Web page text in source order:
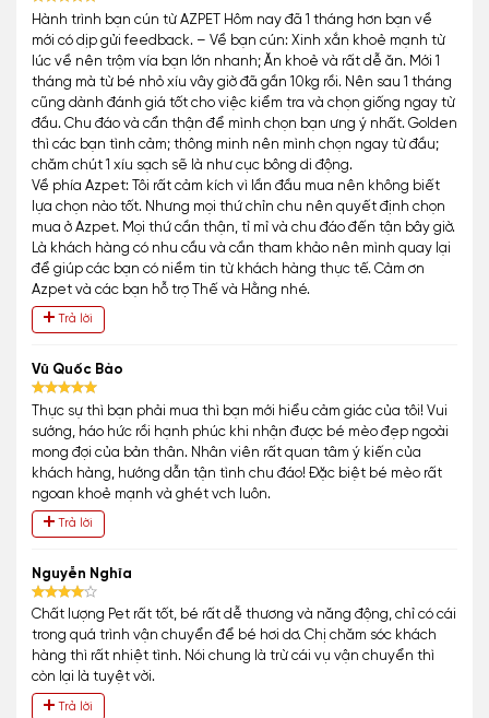
Hành trình bạn cún từ AZPET Hôm nay đã 1 tháng hơn bạn về
mới có dịp gửi feedback. – Về bạn cún: Xinh xắn khoẻ mạnh từ
lúc về nên trộm vía bạn lớn nhanh; Ăn khoẻ và rất dễ ăn. Mới 1
tháng mà từ bé nhỏ xíu vây giờ đã gần 10kg rồi. Nên sau 1 tháng
cũng dành đánh giá tốt cho việc kiểm tra và chọn giống ngay từ
đầu. Chu đáo và cẩn thận để mình chọn bạn ưng ý nhất. Golden
thì các bạn tình cảm; thông minh nên mình chọn ngay từ đầu;
chăm chút 1 xíu sạch sẽ là như cục bông di động.
Về phía Azpet: Tôi rất cảm kích vì lần đầu mua nên không biết
lựa chọn nào tốt. Nhưng mọi thứ chỉn chu nên quyết định chọn
mua ở Azpet. Mọi thứ cần thận, tỉ mỉ và chu đáo đến tận bây giờ.
Là khách hàng có nhu cầu và cần tham khảo nên mình quay lại
để giúp các bạn có niềm tin từ khách hàng thực tế. Cảm ơn
Azpet và các bạn hỗ trợ Thế và Hằng nhé.
Trả lời
Vũ Quốc Bảo
Thực sự thì bạn phải mua thì bạn mới hiểu cảm giác của tôi! Vui
sướng, háo hức rồi hạnh phúc khi nhận được bé mèo đẹp ngoài
mong đợi của bản thân. Nhân viên rất quan tâm ý kiến của
khách hàng, hướng dẫn tận tình chu đáo! Đặc biệt bé mèo rất
ngoan khoẻ mạnh và ghét vch luôn.
Trả lời
Nguyễn Nghĩa
Chất lượng Pet rất tốt, bé rất dễ thương và năng động, chỉ có cái
trong quá trình vận chuyển để bé hơi dơ. Chị chăm sóc khách
hàng thì rất nhiệt tình. Nói chung là trừ cái vụ vận chuyển thì
còn lại là tuyệt vời.
Trả lời